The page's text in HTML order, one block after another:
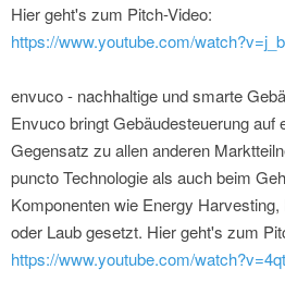
Hier geht's zum Pitch-Video:
https://www.youtube.com/
envuco - nachhaltige und smarte
Envuco bringt Gebäudesteuerung auf
Gegensatz zu allen anderen
puncto Technologie als auch beim
Komponenten wie Energy
oder Laub gesetzt. Hier geht's zum
https://www.youtube.com/